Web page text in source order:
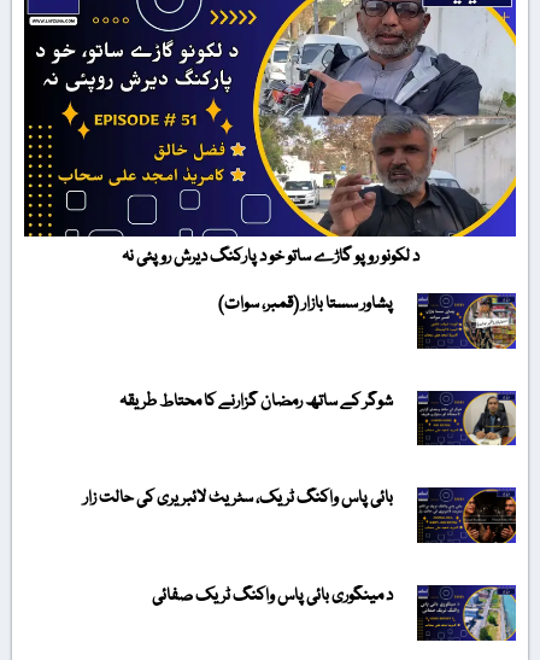
د لکونو روپو گاڑے ساتو خو د پارکنگ دیرش روپئی نہ
پشاور سستا بازار (قمبر، سوات)
شوگر کے ساتھ رمضان گزارنے کا محتاط طریقہ
بائی پاس واکنگ ٹریک، سٹریٹ لائبریری کی حالت زار
د مینگوری بائی پاس واکنگ ٹریک صفائی